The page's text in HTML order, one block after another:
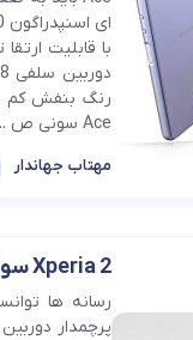
Ace سونی ص ...
مهتاب جهاندار
Xperia 2 سونی در تصاویر رندر شده
رسانه ها
پرچمدار